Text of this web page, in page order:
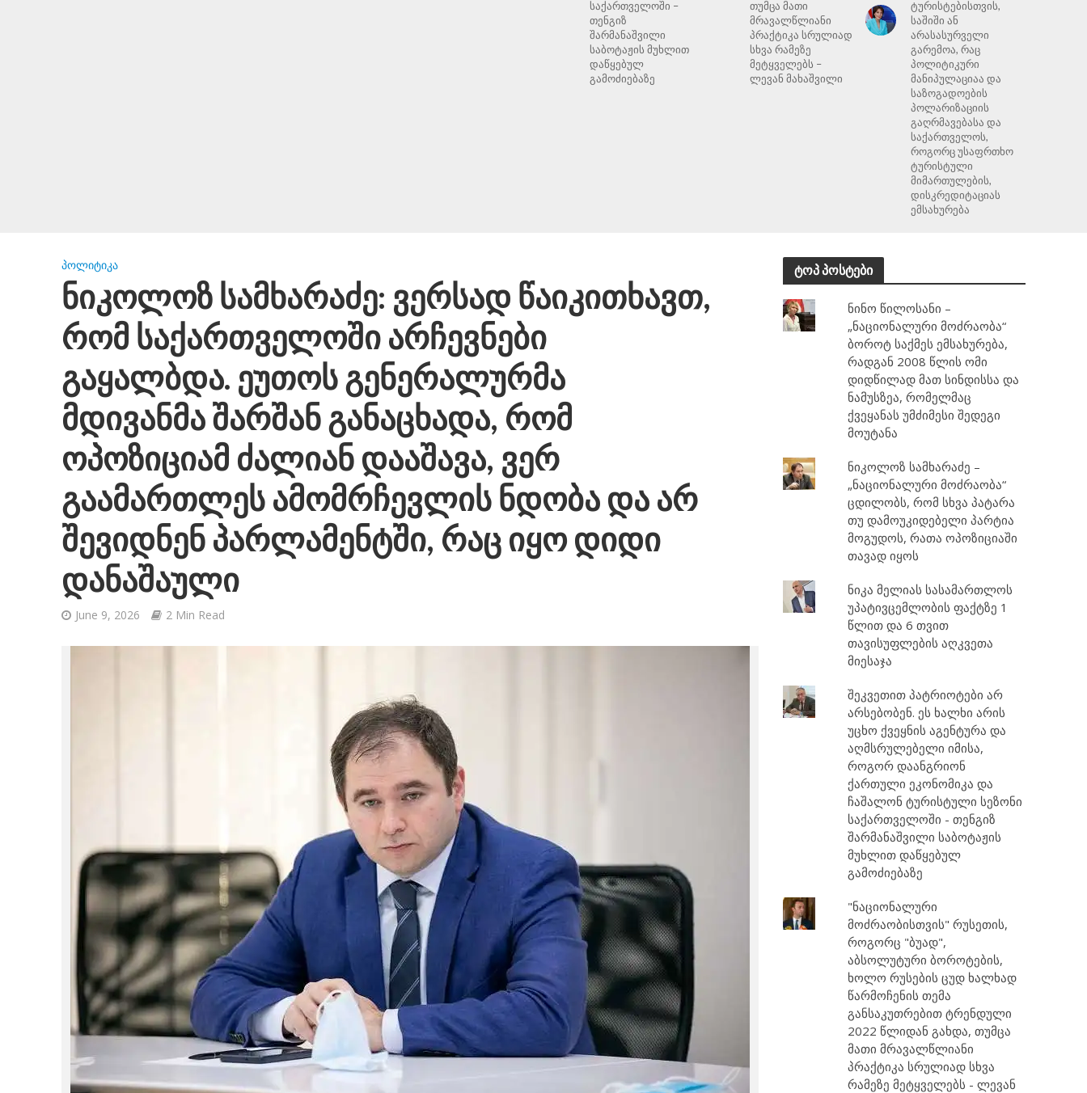
საქართველოში –
თენგიზ
შარმანაშვილი
საბოტაჟის მუხლით
დაწყებულ
გამოძიებაზე
თუმცა მათი
მრავალწლიანი
პრაქტიკა სრულიად
სხვა რამეზე
მეტყველებს –
ლევან მახაშვილი
ტურისტებისთვის,
საშიში ან
არასასურველი
გარემოა, რაც
პოლიტიკური
მანიპულაციაა და
საზოგადოების
პოლარიზაციის
გაღრმავებასა და
საქართველოს,
როგორც უსაფრთხო
ტურისტული
მიმართულების,
დისკრედიტაციას
ემსახურება
ᲞᲝᲚᲘᲢᲘᲙᲐ
ნიკოლოზ სამხარაძე: ვერსად წაიკითხავთ,
რომ საქართველოში არჩევნები
გაყალბდა. ეუთოს გენერალურმა
მდივანმა შარშან განაცხადა, რომ
ოპოზიციამ ძალიან დააშავა, ვერ
გაამართლეს ამომრჩევლის ნდობა და არ
შევიდნენ პარლამენტში, რაც იყო დიდი
დანაშაული
June 9, 2026 2 Min Read
ტოპ პოსტები
ნინო წილოსანი –
„ნაციონალური მოძრაობა“
ბოროტ საქმეს ემსახურება,
რადგან 2008 წლის ომი
დიდწილად მათ სინდისსა და
ნამუსზეა, რომელმაც
ქვეყანას უმძიმესი შედეგი
მოუტანა
ნიკოლოზ სამხარაძე –
„ნაციონალური მოძრაობა“
ცდილობს, რომ სხვა პატარა
თუ დამოუკიდებელი პარტია
მოგუდოს, რათა ოპოზიციაში
თავად იყოს
ნიკა მელიას სასამართლოს
უპატივცემლობის ფაქტზე 1
წლით და 6 თვით
თავისუფლების აღკვეთა
მიესაჯა
შეკვეთით პატრიოტები არ
არსებობენ. ეს ხალხი არის
უცხო ქვეყნის აგენტურა და
აღმსრულებელი იმისა,
როგორ დაანგრიონ
ქართული ეკონომიკა და
ჩაშალონ ტურისტული სეზონი
საქართველოში - თენგიზ
შარმანაშვილი საბოტაჟის
მუხლით დაწყებულ
გამოძიებაზე
"ნაციონალური
მოძრაობისთვის" რუსეთის,
როგორც "ბუად",
აბსოლუტური ბოროტების,
ხოლო რუსების ცუდ ხალხად
წარმოჩენის თემა
განსაკუთრებით ტრენდული
2022 წლიდან გახდა, თუმცა
მათი მრავალწლიანი
პრაქტიკა სრულიად სხვა
რამეზე მეტყველებს - ლევან